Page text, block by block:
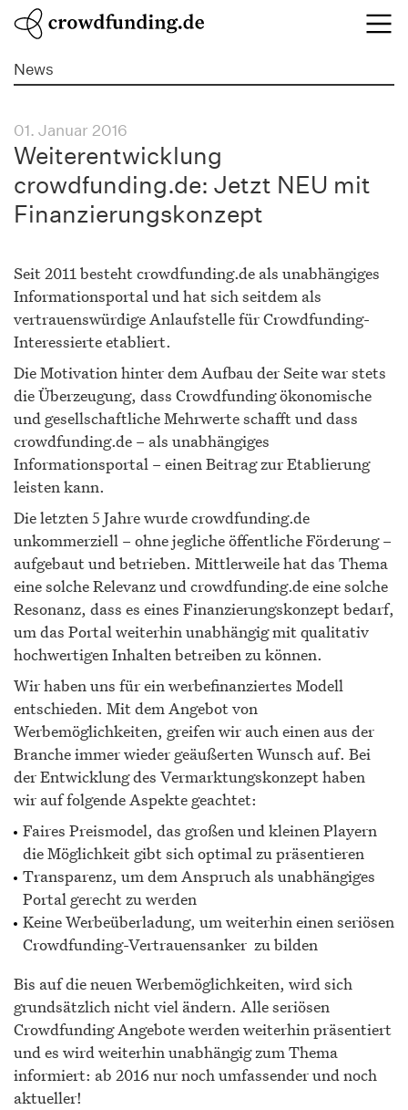
News
01. Januar 2016
Weiterentwicklung
crowdfunding.de: Jetzt NEU mit
Finanzierungskonzept
Seit 2011 besteht crowdfunding.de als unabhängiges
Informationsportal und hat sich seitdem als
vertrauenswürdige Anlaufstelle für Crowdfunding-
Interessierte etabliert.
Die Motivation hinter dem Aufbau der Seite war stets
die Überzeugung, dass Crowdfunding ökonomische
und gesellschaftliche Mehrwerte schafft und dass
crowdfunding.de – als unabhängiges
Informationsportal – einen Beitrag zur Etablierung
leisten kann.
Die letzten 5 Jahre wurde crowdfunding.de
unkommerziell – ohne jegliche öffentliche Förderung –
aufgebaut und betrieben. Mittlerweile hat das Thema
eine solche Relevanz und crowdfunding.de eine solche
Resonanz, dass es eines Finanzierungskonzept bedarf,
um das Portal weiterhin unabhängig mit qualitativ
hochwertigen Inhalten betreiben zu können.
Wir haben uns für ein werbefinanziertes Modell
entschieden. Mit dem Angebot von
Werbemöglichkeiten, greifen wir auch einen aus der
Branche immer wieder geäußerten Wunsch auf. Bei
der Entwicklung des Vermarktungskonzept haben
wir auf folgende Aspekte geachtet:
Faires Preismodel, das großen und kleinen Playern
die Möglichkeit gibt sich optimal zu präsentieren
Transparenz, um dem Anspruch als unabhängiges
Portal gerecht zu werden
Keine Werbeüberladung, um weiterhin einen seriösen
Crowdfunding-Vertrauensanker zu bilden
Bis auf die neuen Werbemöglichkeiten, wird sich
grundsätzlich nicht viel ändern. Alle seriösen
Crowdfunding Angebote werden weiterhin präsentiert
und es wird weiterhin unabhängig zum Thema
informiert: ab 2016 nur noch umfassender und noch
aktueller!